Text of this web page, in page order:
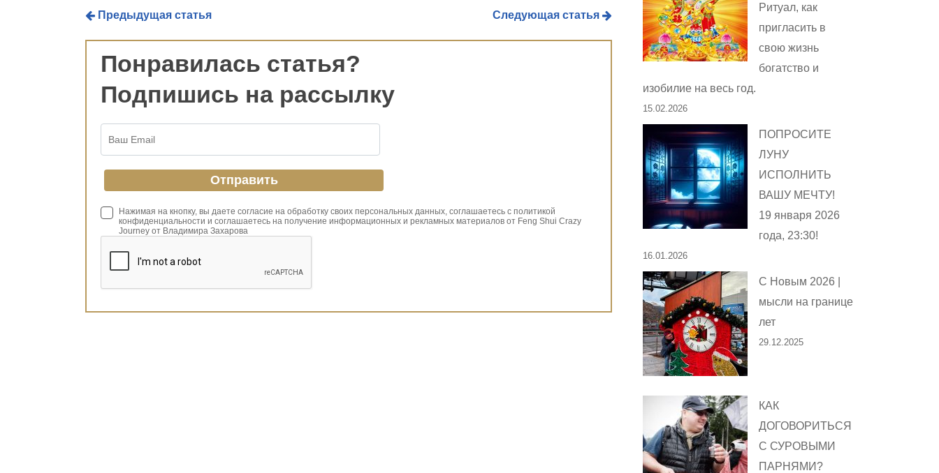
Предыдущая статья Следующая статья
Понравилась статья?
Подпишись на рассылку
Нажимая на кнопку, вы даете согласие на обработку своих персональных данных, соглашаетесь с политикой
конфиденциальности и соглашаетесь на получение информационных и рекламных материалов от Feng Shui Crazy
Journey от Владимира Захарова
Ритуал, как
пригласить в
свою жизнь
богатство и
изобилие на весь год.
15.02.2026
ПОПРОСИТЕ
ЛУНУ
ИСПОЛНИТЬ
ВАШУ МЕЧТУ!
19 января 2026
года, 23:30!
16.01.2026
С Новым 2026 |
мысли на границе
лет
29.12.2025
КАК
ДОГОВОРИТЬСЯ
С СУРОВЫМИ
ПАРНЯМИ?